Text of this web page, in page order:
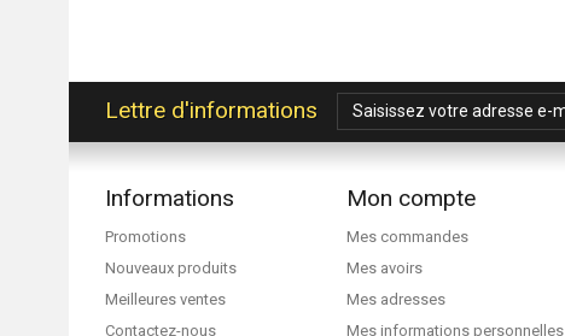
Lettre d'informations
Informations
Promotions
Nouveaux produits
Meilleures ventes
Contactez-nous
Mon compte
Mes commandes
Mes avoirs
Mes adresses
Mes informations personnelles